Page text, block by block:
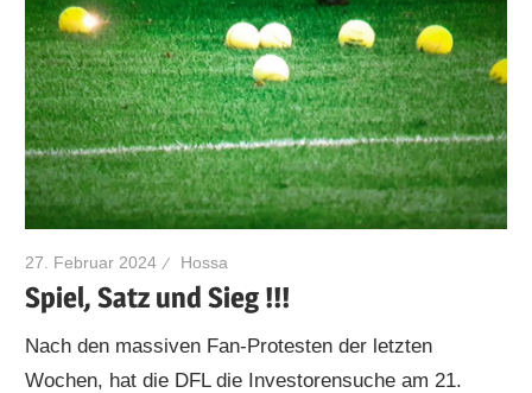
27. Februar 2024 Hossa
Spiel, Satz und Sieg !!!
Nach den massiven Fan-Protesten der letzten
Wochen, hat die DFL die Investorensuche am 21.